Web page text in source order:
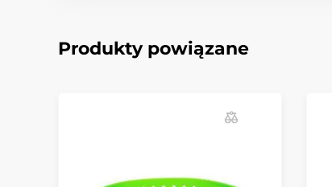
Produkty powiązane